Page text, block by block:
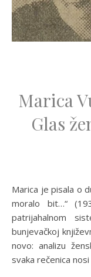
Marica
Glas
Marica je pisala o
moralo bit…“
patrijahalnom
bunjevačkoj
novo: analizu
svaka rečenica